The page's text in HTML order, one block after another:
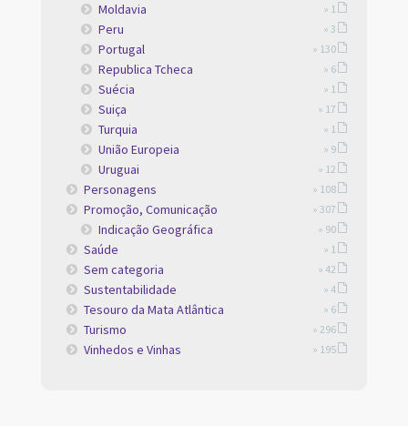
Moldavia » 1
Peru » 3
Portugal » 130
Republica Tcheca » 6
Suécia » 1
Suiça » 17
Turquia » 1
União Europeia » 9
Uruguai » 12
Personagens » 108
Promoção, Comunicação » 307
Indicação Geográfica » 90
Saúde » 1
Sem categoria » 42
Sustentabilidade » 4
Tesouro da Mata Atlântica » 6
Turismo » 296
Vinhedos e Vinhas » 195